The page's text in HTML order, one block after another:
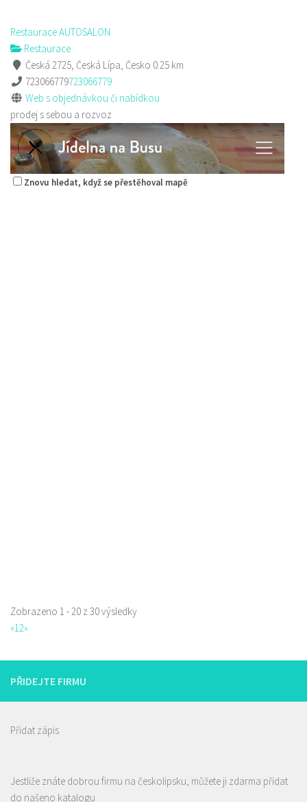
Restaurace AUTOSALON
Restaurace
Česká 2725, Česká Lípa, Česko 0.25 km
723066779723066779
Web s objednávkou či nabídkou
prodej s sebou a rozvoz
Pizza Lípa
Znovu hledat, když se přestěhoval mapě
Zobrazeno 1 - 20 z 30 výsledky
«12»
PŘIDEJTE FIRMU
Přidat zápis
Jestliže znáte dobrou firmu na českolipsku, můžete ji zdarma přidat
do našeno katalogu